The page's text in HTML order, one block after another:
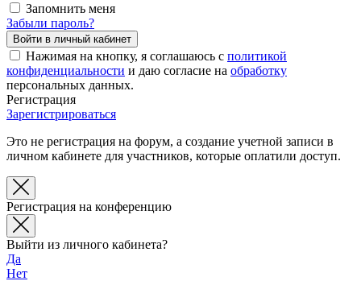
Запомнить меня
Забыли пароль?
Нажимая на кнопку, я соглашаюсь с политикой
конфиденциальности и даю согласие на обработку
персональных данных.
Регистрация
Зарегистрироваться
Это не регистрация на форум, а создание учетной записи в
личном кабинете для участников, которые оплатили доступ.
Регистрация на конференцию
Выйти из личного кабинета?
Да
Нет